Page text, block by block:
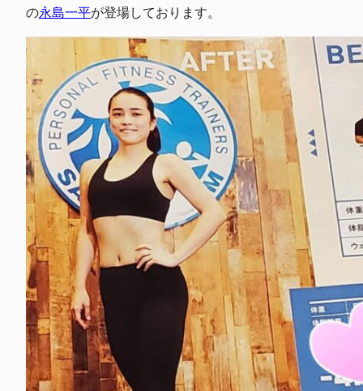
の永島一平が登場しております。